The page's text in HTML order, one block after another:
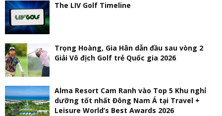
The LIV Golf Timeline
Trọng Hoàng, Gia Hân dẫn đầu sau vòng 2
Giải Vô địch Golf trẻ Quốc gia 2026
Alma Resort Cam Ranh vào Top 5 Khu nghỉ
dưỡng tốt nhất Đông Nam Á tại Travel +
Leisure World’s Best Awards 2026